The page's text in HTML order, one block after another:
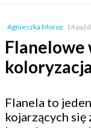
Agnieszka Moroz, 14
Flanelowe
Flanela to
kojarzących się